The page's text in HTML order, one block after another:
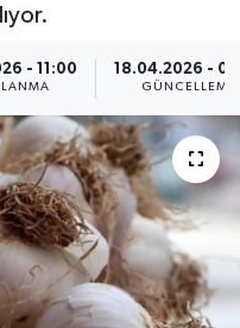
- 11:00 18.04.2026 -
GÜNCELLEME